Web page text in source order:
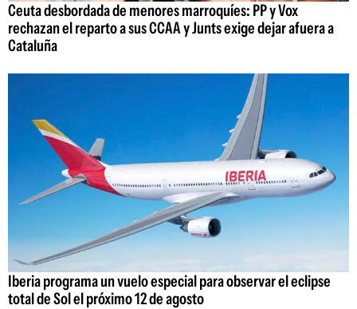
Ceuta desbordada de menores marroquíes: PP y Vox
rechazan el reparto a sus CCAA y Junts exige dejar afuera a
Cataluña
Iberia programa un vuelo especial para observar el eclipse
total de Sol el próximo 12 de agosto